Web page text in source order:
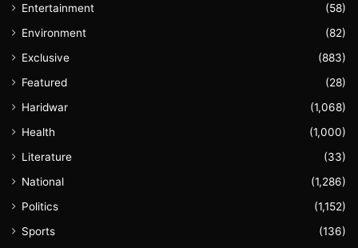
Entertainment
(58)
Environment
(82)
Exclusive
(883)
Featured
(28)
Haridwar
(1,068)
Health
(1,000)
Literature
(33)
National
(1,286)
Politics
(1,152)
Sports
(136)